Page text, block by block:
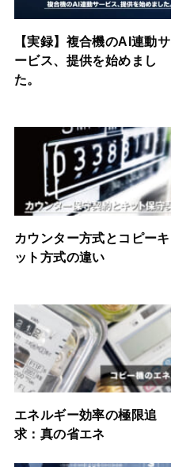
【実録】複合機のAI連動サ
ービス、提供を始めまし
た。
カウンター方式とコピーキ
ット方式の違い
エネルギー効率の極限追
求：真の省エネ